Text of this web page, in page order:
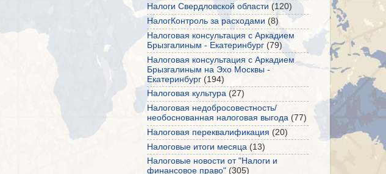
Налоги Свердловской области (120)
НалогКонтроль за расходами (8)
Налоговая консультация с Аркадием
Брызгалиным - Екатеринбург (79)
Налоговая консультация с Аркадием
Брызгалиным на Эхо Москвы -
Екатеринбург (194)
Налоговая культура (27)
Налоговая недобросовестность/
необоснованная налоговая выгода (77)
Налоговая переквалификация (20)
Налоговые итоги месяца (13)
Налоговые новости от "Налоги и
финансовое право" (305)